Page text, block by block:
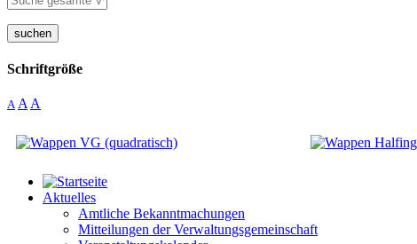
suchen
Schriftgröße
A A A
Aktuelles
Amtliche Bekanntmachungen
Mitteilungen der Verwaltungsgemeinschaft